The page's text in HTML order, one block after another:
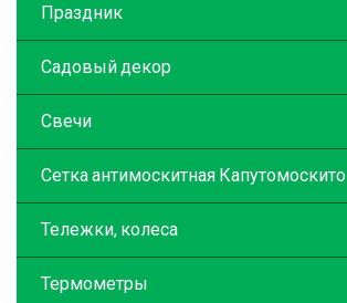
Праздник
Садовый декор
Свечи
Сетка антимоскитная Капутомоскито
Тележки, колеса
Термометры